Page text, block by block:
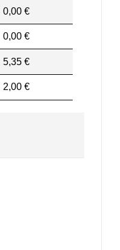
0,00 €
0,00 €
5,35 €
2,00 €